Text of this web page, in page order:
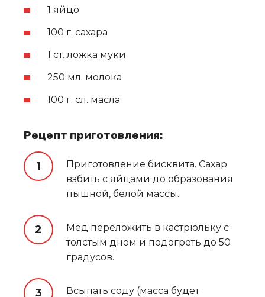
1 яйцо
100 г. сахара
1 ст. ложка муки
250 мл. молока
100 г. сл. масла
Рецепт приготовления:
Приготовление бисквита. Сахар
взбить с яйцами до образования
пышной, белой массы.
Мед переложить в кастрюльку с
толстым дном и подогреть до 50
градусов.
Всыпать соду (масса будет